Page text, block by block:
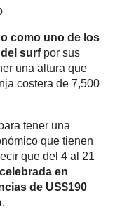
como uno de los
surfpor sus
una altura que
costera de 7,500
tener una
que tienen
que del 4 al 21
en
de US$190
.